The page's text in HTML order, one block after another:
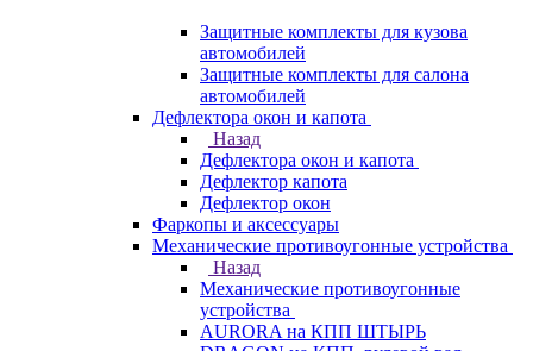
Защитные комплекты для кузова
автомобилей
Защитные комплекты для салона
автомобилей
Дефлектора окон и капота
Назад
Дефлектора окон и капота
Дефлектор капота
Дефлектор окон
Фаркопы и аксессуары
Механические противоугонные устройства
Назад
Механические противоугонные
устройства
AURORA на КПП ШТЫРЬ